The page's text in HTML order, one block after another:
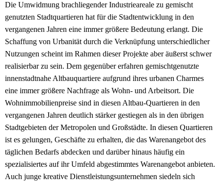
Die Umwidmung brachliegender Industrieareale zu gemischt
genutzten Stadtquartieren hat für die Stadtentwicklung in den
vergangenen Jahren eine immer größere Bedeutung erlangt. Die
Schaffung von Urbanität durch die Verknüpfung unterschiedlicher
Nutzungen scheint im Rahmen dieser Projekte aber äußerst schwer
realisierbar zu sein. Dem gegenüber erfahren gemischtgenutzte
innenstadtnahe Altbauquartiere aufgrund ihres urbanen Charmes
eine immer größere Nachfrage als Wohn- und Arbeitsort. Die
Wohnimmobilienpreise sind in diesen Altbau-Quartieren in den
vergangenen Jahren deutlich stärker gestiegen als in den übrigen
Stadtgebieten der Metropolen und Großstädte. In diesen Quartieren
ist es gelungen, Geschäfte zu erhalten, die das Warenangebot des
täglichen Bedarfs abdecken und darüber hinaus häufig ein
spezialisiertes auf ihr Umfeld abgestimmtes Warenangebot anbieten.
Auch junge kreative Dienstleistungsunternehmen siedeln sich